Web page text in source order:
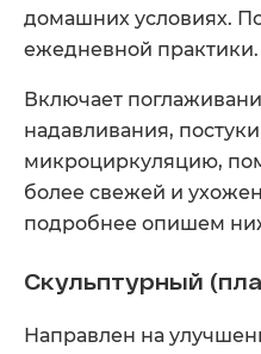
домашних условиях.
ежедневной практики.
Включает
надавливания,
микроциркуляцию,
более свежей и
подробнее опишем
Скульптурный
Направлен на